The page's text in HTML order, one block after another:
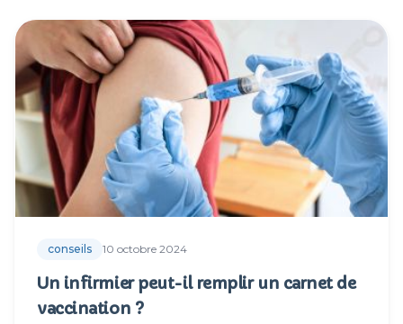
conseils 10 octobre 2024
Un infirmier peut-il remplir un carnet de
vaccination ?